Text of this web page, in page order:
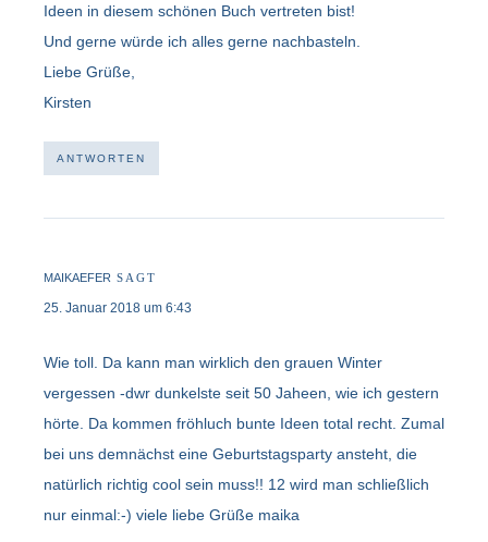
Ideen in diesem schönen Buch vertreten bist!
Und gerne würde ich alles gerne nachbasteln.
Liebe Grüße,
Kirsten
ANTWORTEN
MAIKAEFER SAGT
25. Januar 2018 um 6:43
Wie toll. Da kann man wirklich den grauen Winter
vergessen -dwr dunkelste seit 50 Jaheen, wie ich gestern
hörte. Da kommen fröhluch bunte Ideen total recht. Zumal
bei uns demnächst eine Geburtstagsparty ansteht, die
natürlich richtig cool sein muss!! 12 wird man schließlich
nur einmal:-) viele liebe Grüße maika